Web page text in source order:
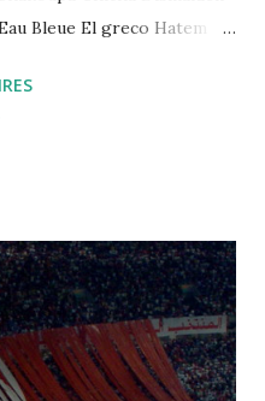
Bleue El greco Hatem
girl Massir mots a